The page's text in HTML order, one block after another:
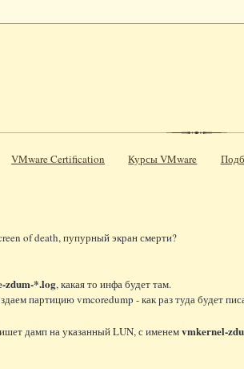
VMware Certification Курсы VMware
of death, пупурный экран смерти?
zdum-*.log, какая то инфа будет там.
партицию vmcoredump - как раз туда будет
дамп на указанный LUN, с именемvmkernel-